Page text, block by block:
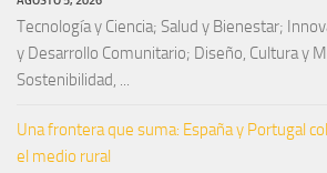
Tecnología y Ciencia; Salud y Bienestar;
y Desarrollo Comunitario; Diseño, Cultura y
Sostenibilidad, ...
Una frontera que suma: España y Portugal
el medio rural